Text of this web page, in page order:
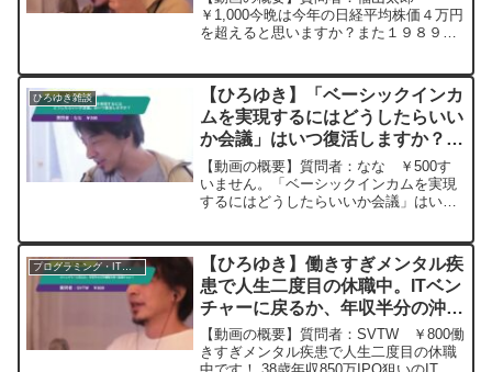
すか?ー ひろゆき切り抜き
20240109
￥1,000今晩は今年の日経平均株価４万円
を超えると思いますか？また１９８９年
大同時接続✖️20円の寄付をするよ。ジョ
ージアワインを呑...
ひろゆき雑談
【ひろゆき】「ベーシックインカ
ムを実現するにはどうしたらいい
か会議」はいつ復活しますか？
ー ひろゆき切り抜き
20250705
【動画の概要】質問者：なな ￥500す
いません。「ベーシックインカムを実現
するにはどうしたらいいか会議」はいつ
blonde ひろゆきさんの動画で、
寄せられた...
プログラミング・IT業界
【ひろゆき】働きすぎメンタル疾
患で人生二度目の休職中。ITベン
チャーに戻るか、年収半分の沖縄
観光業へ転職するか？ー ひろゆ
き切り抜き 20231105
【動画の概要】質問者：SVTW ￥800働
きすぎメンタル疾患で人生二度目の休職